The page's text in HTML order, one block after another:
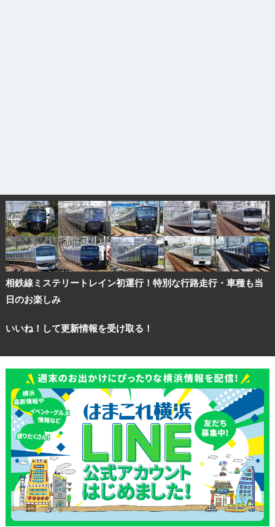
相鉄線ミステリートレイン初運行！特別な行路走行・車種も当
日のお楽しみ
いいね！して更新情報を受け取る！